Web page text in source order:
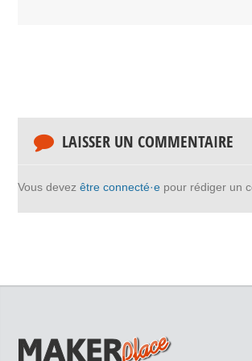
LAISSER UN COMMENTAIRE
Vous devez être connecté·e pour rédiger un